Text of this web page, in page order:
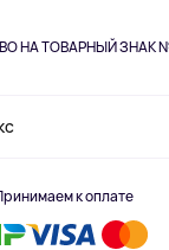
НА ТОВАРНЫЙ ЗНАК
к оплате